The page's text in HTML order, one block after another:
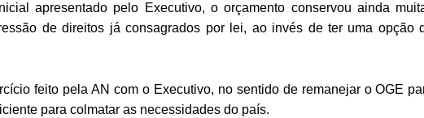
apresentado pelo Executivo, o orçamento conservou ainda
de direitos já consagrados por lei, ao invés de ter uma opção
feito pela AN com o Executivo, no sentido de remanejar o OGE
para colmatar as necessidades do país.